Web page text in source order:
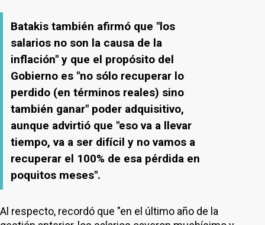
Batakis también afirmó que "los
salarios no son la causa de la
inflación" y que el propósito del
Gobierno es "no sólo recuperar lo
perdido (en términos reales) sino
también ganar" poder adquisitivo,
aunque advirtió que "eso va a llevar
tiempo, va a ser difícil y no vamos a
recuperar el 100% de esa pérdida en
poquitos meses".
Al respecto, recordó que "en el último año de la